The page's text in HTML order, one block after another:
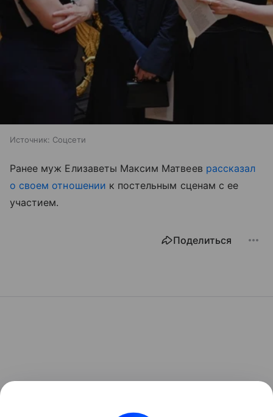
Источник: Соцсети
Ранее муж Елизаветы Максим Матвеев рассказал
о своем отношении к постельным сценам с ее
участием.
Поделиться